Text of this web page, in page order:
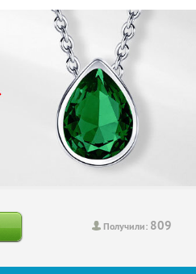
Получили: 809